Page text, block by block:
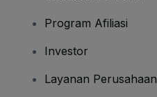
Program Afiliasi
Investor
Layanan Perusahaan